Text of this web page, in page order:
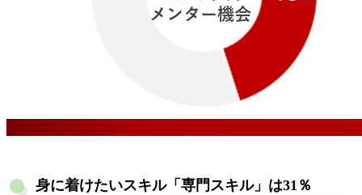
身に着けたいスキル「専門スキル」は31％